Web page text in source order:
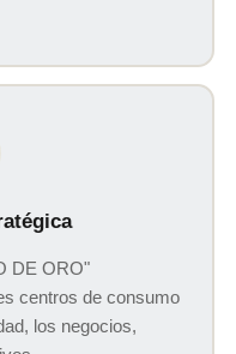
DE ORO"
centros de consumo
los negocios,